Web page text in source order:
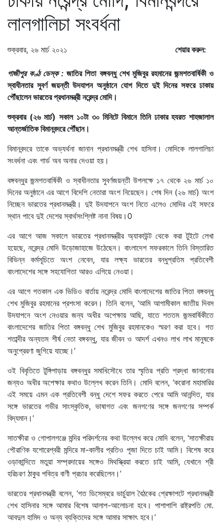
লালগালিচা সংবর্ধনা
শুক্রবার, ২৬ মার্চ ২০২১ শেয়ার করুন:
গাজীপুর কণ্ঠ ডেস্ক : জাতির পিতা বঙ্গবন্ধু শেখ মুজিবুর রহমানের জন্মশতবার্ষিকী ও
স্বাধীনতার সুবর্ণ জয়ন্তী উদযাপন অনুষ্ঠানে যোগ দিতে দুই দিনের সফরে ঢাকায়
পৌঁছালেন ভারতের প্রধানমন্ত্রী নরেন্দ্র মোদি।
শুক্রবার (২৬ মার্চ) সকাল ১০টা ৩০ মিনিটে বিমানে তিনি ঢাকার হযরত শাহজালাল
আন্তর্জাতিক বিমানবন্দরে পৌঁছান।
বিমানবন্দরে তাকে অভ্যর্থনা জানান প্রধানমন্ত্রী শেখ হাসিনা। মোদিকে লালগালিচা
সংবর্ধনা এবং গার্ড অব অনার দেওয়া হয়।
বঙ্গবন্ধুর জন্মশতবার্ষিকী ও স্বাধীনতার সুবর্ণজয়ন্তী উপলক্ষে ১৭ থেকে ২৬ মার্চ ১০
দিনের অনুষ্ঠানে এর আগে বিদেশি নেতারা অংশ নিয়েছেন। শেষ দিন (২৬ মার্চ) অংশ
নিচ্ছেন ভারতের প্রধানমন্ত্রী। দুই উদযাপনে অংশ নিতে এলেও মোদির এই সফরে
স্থান পাবে দুই দেশের স্বার্থসংশ্লিষ্ট নানা বিষয়।0
এর আগে আজ সকালে ভারতের প্রধানমন্ত্রীর অ্যাকাউন্ট থেকে করা টুইটে লেখা
হয়েছে, নরেন্দ্র মোদি উড়োজাহাজে উঠেছেন। বাংলাদেশ সফরকালে তিনি বিস্তারিত
বিভিন্ন কর্মসূচিতে অংশ নেবেন, যার লক্ষ্য ভারতের বন্ধুপ্রতিম প্রতিবেশী
বাংলাদেশের সঙ্গে সহযোগিতা আরও এগিয়ে নেওয়া।
এর আগে গতকাল এক ভিডিও বার্তায় নরেন্দ্র মোদি বাংলাদেশের জাতির পিতা বঙ্গবন্ধু
শেখ মুজিবুর রহমানের প্রশংসা করেন। তিনি বলেন, ‘আমি আগামীকাল জাতীয় দিবস
উদযাপনে অংশ নেওয়ার জন্য অধীর অপেক্ষায় আছি, যাতে শততম জন্মবার্ষিকীতে
বাংলাদেশের জাতির পিতা বঙ্গবন্ধু শেখ মুজিবুর রহমানকেও স্মরণ করা হবে। গত
শতাব্দীর অন্যতম শীর্ষ নেতা বঙ্গবন্ধু, যার জীবন ও আদর্শ এখনও লাখ লাখ মানুষকে
অনুপ্রেরণা জুগিয়ে যাচ্ছে।’
ওই বিবৃতিতে টুঙ্গিপাড়ায় বঙ্গবন্ধুর সমাধিসৌধে তার স্মৃতির প্রতি শ্রদ্ধা জানানোর
জন্যও অধীর অপেক্ষার কথাও উল্লেখ করেন তিনি। মোদি বলেন, ‘করোনা মহামারির
এই সময়ে এমন এক প্রতিবেশী বন্ধু দেশে সফর করতে পেরে আমি আনন্দিত, যার
সঙ্গে ভারতের গভীর সাংস্কৃতিক, ভাষাগত এবং জনগণের সঙ্গে জনগণের সম্পর্ক
বিদ্যমান।’
সাতক্ষীরা ও গোপালগঞ্জে মন্দির পরিদর্শনের কথা উল্লেখ করে মোদি বলেন, ‘সাতক্ষীরায়
পৌরাণিক যশোরেশ্বরী মন্দিরে মা-কালীর প্রতিও পূজা দিতে চাই আমি। বিশেষ করে
ওড়াকান্দিতে মতুয়া সম্প্রদায়ের সঙ্গেও মিথস্ক্রিয়া করতে চাই আমি, যেখানে শ্রী
হরিচরণ ঠাকুর পবিত্র বাণী প্রচার করেছিলেন।’
ভারতের প্রধানমন্ত্রী বলেন, ‘গত ডিসেম্বরে ভার্চুয়াল বৈঠকের প্রেক্ষাপটে প্রধানমন্ত্রী
শেখ হাসিনার সঙ্গে আমার বিশেষ আলাপ-আলোচনা হবে। পাশাপাশি রাষ্ট্রপতি মো.
আবদুল হামিদ ও অন্য ব্যক্তিদের সঙ্গে আমার সাক্ষাৎ হবে।’